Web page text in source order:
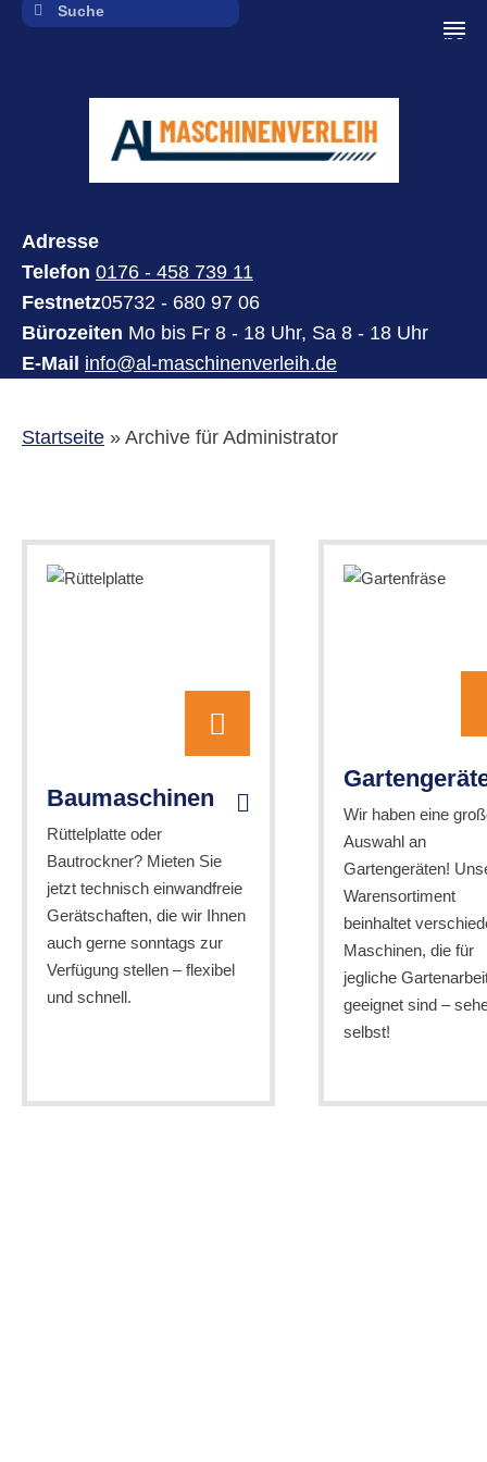
Adresse
Telefon 0176 - 458 739 11
Festnetz05732 - 680 97 06
Bürozeiten Mo bis Fr 8 - 18 Uhr, Sa 8 - 18 Uhr
E-Mail info@al-maschinenverleih.de
Startseite» Archive für Administrator
Baumaschinen
Rüttelplatte oder
Bautrockner? Mieten Sie
jetzt technisch einwandfreie
Gerätschaften, die wir Ihnen
auch gerne sonntags zur
Verfügung stellen – flexibel
und schnell.
Wir haben eine
Auswahl an
Gartengeräten!
Warensortiment
beinhaltet
Maschinen, die für
jegliche
geeignet sind –
selbst!